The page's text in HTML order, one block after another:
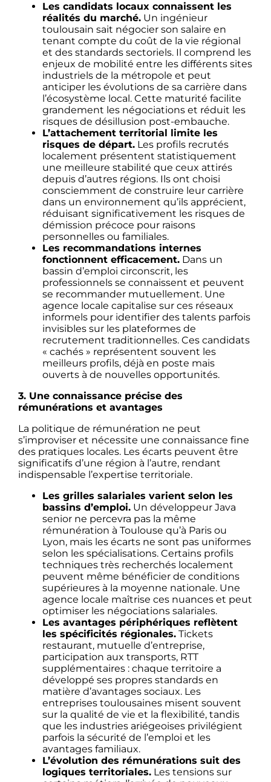
Les candidats locaux connaissent les
réalités du marché.Un ingénieur
toulousain sait négocier son salaire en
tenant compte du coût de la vie régional
et des standards sectoriels. Il comprend les
enjeux de mobilité entre les différents sites
industriels de la métropole et peut
anticiper les évolutions de sa carrière dans
l’écosystème local. Cette maturité facilite
grandement les négociations et réduit les
risques de désillusion post-embauche.
L’attachement territorial limite les
risques de départ.Les profils recrutés
localement présentent statistiquement
une meilleure stabilité que ceux attirés
depuis d’autres régions. Ils ont choisi
consciemment de construire leur carrière
dans un environnement qu’ils apprécient,
réduisant significativement les risques de
démission précoce pour raisons
personnelles ou familiales.
Les recommandations internes
fonctionnent efficacement.Dans un
bassin d’emploi circonscrit, les
professionnels se connaissent et peuvent
se recommander mutuellement. Une
agence locale capitalise sur ces réseaux
informels pour identifier des talents parfois
invisibles sur les plateformes de
recrutement traditionnelles. Ces candidats
« cachés » représentent souvent les
meilleurs profils, déjà en poste mais
ouverts à de nouvelles opportunités.
3. Une connaissance précise des
rémunérations et avantages
La politique de rémunération ne peut
s’improviser et nécessite une connaissance fine
des pratiques locales. Les écarts peuvent être
significatifs d’une région à l’autre, rendant
indispensable l’expertise territoriale.
Les grilles salariales varient selon les
bassins d’emploi.Un développeur Java
senior ne percevra pas la même
rémunération à Toulouse qu’à Paris ou
Lyon, mais les écarts ne sont pas uniformes
selon les spécialisations. Certains profils
techniques très recherchés localement
peuvent même bénéficier de conditions
supérieures à la moyenne nationale. Une
agence locale maîtrise ces nuances et peut
optimiser les négociations salariales.
Les avantages périphériques reflètent
les spécificités régionales.Tickets
restaurant, mutuelle d’entreprise,
participation aux transports, RTT
supplémentaires : chaque territoire a
développé ses propres standards en
matière d’avantages sociaux. Les
entreprises toulousaines misent souvent
sur la qualité de vie et la flexibilité, tandis
que les industries ariégeoises privilégient
parfois la sécurité de l’emploi et les
avantages familiaux.
L’évolution des rémunérations suit des
logiques territoriales.Les tensions sur